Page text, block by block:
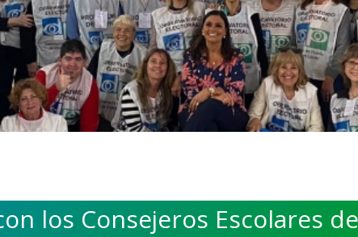
los Consejeros Escolares